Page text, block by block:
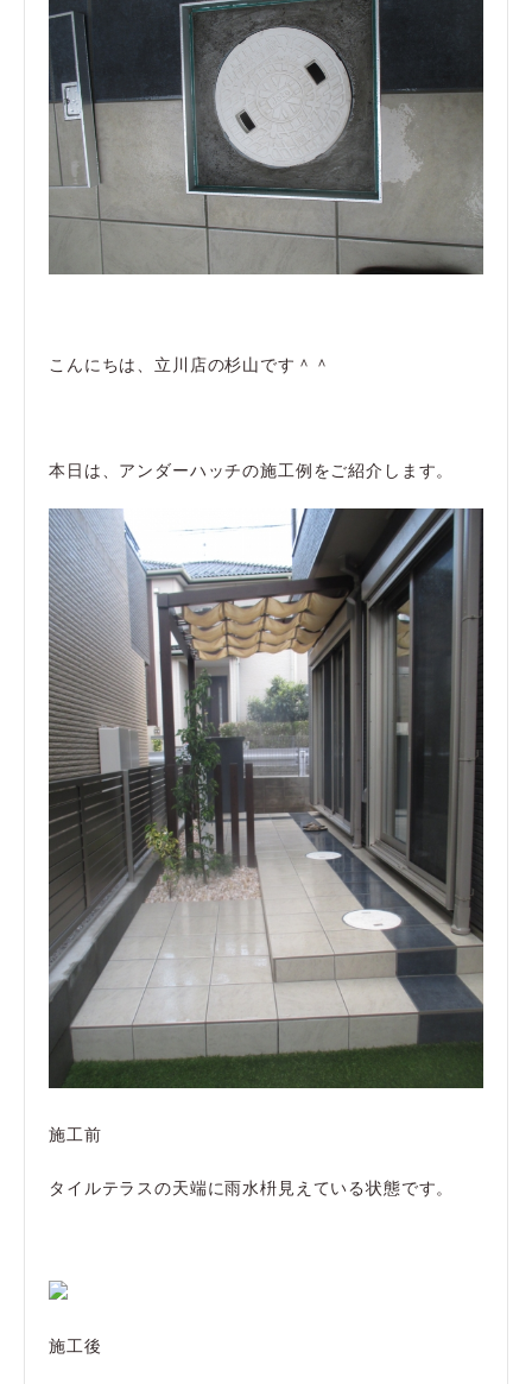
こんにちは、立川店の杉山です＾＾
本日は、アンダーハッチの施工例をご紹介します。
施工前
タイルテラスの天端に雨水枡見えている状態です。
施工後